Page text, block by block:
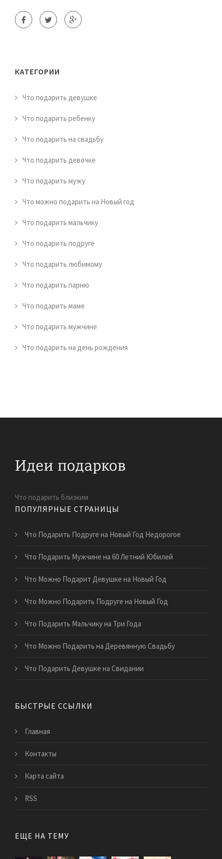
КАТЕГОРИИ
Что подарить девушке
Что подарить ребенку
Что подарить на свадьбу
Что подарить девочке
Что подарить мужу
Что можно подарить на Новый год
Что подарить мальчику
Что подарить подруге
Что подарить любимому
Что подарить парню
Что подарить маме
Что подарить мужчине
Что подарить на день рождения
Что подарить близким
ПОПУЛЯРНЫЕ СТРАНИЦЫ
Что Подарить Подруге на Новый Год Недорогое
Что Подарить Мужчине на 60 Летний Юбилей
Что Можно Подарит Девушке на Новый Год
Что Можно Подарить Подруге на Новый Год
Что Подарить Мальчику на Три Года
Что Можно Подарить на Деревянную Свадьбу
Что Подарить Девушке на Свидании
БЫСТРЫЕ ССЫЛКИ
Главная
Контакты
Карта сайта
RSS
ЕЩЕ НА ТЕМУ